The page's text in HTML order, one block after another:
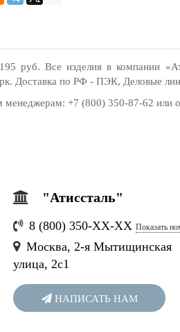
руб. Все изделия в компании
Доставка по РФ - ПЭК, Деловые
+7 (800) 350-87-62 или
"Атиссталь"
8 (800) 350-ХХ-ХХ Показать
Москва, 2-я Мытищинская
улица, 2с1
НАПИСАТЬ НАМ